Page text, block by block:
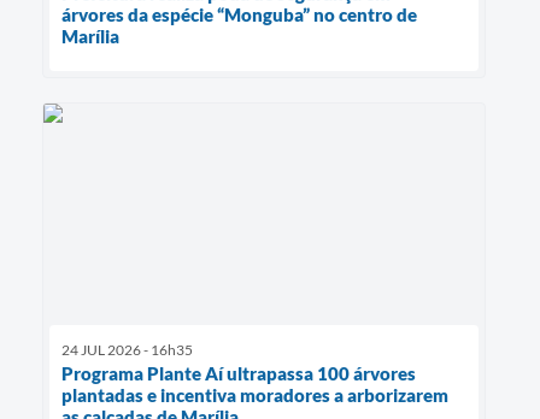
árvores da espécie “Monguba” no centro de
Marília
24 JUL 2026 - 16h35
Programa Plante Aí ultrapassa 100 árvores
plantadas e incentiva moradores a arborizarem